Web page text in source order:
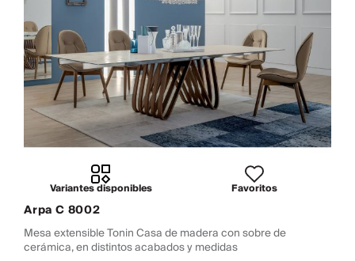
Variantes disponibles Favoritos
Arpa C 8002
Mesa extensible Tonin Casa de madera con sobre de
cerámica, en distintos acabados y medidas